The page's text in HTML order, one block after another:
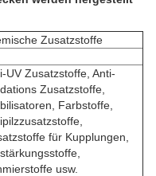
Zusatzstoffe
UV Zusatzstoffe, Anti-
Zusatzstoffe,
Farbstoffe,
für Kupplungen,
usw.